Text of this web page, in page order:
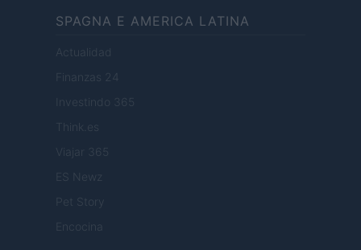
SPAGNA E AMERICA LATINA
Actualidad
Finanzas 24
Investindo 365
Think.es
Viajar 365
ES Newz
Pet Story
Encocina